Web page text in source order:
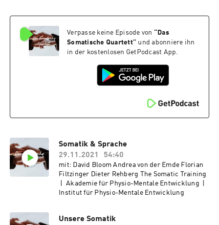
Erkenntnisse entstehen.
https://www.pme.or.at/
https://akademie.pme.or.at
Verpasse keine Episode von “ Das
Somatische Quartett” und abonniere ihn
in der kostenlosen GetPodcast App.
Somatik & Sprache
29.11.2021
54:40
mit: David Bloom Andrea von der Emde Florian
Filtzinger Dieter Rehberg The Somatic Training
| Akademie für Physio-Mentale Entwicklung |
Institut für Physio-Mentale Entwicklung
Unsere Somatik